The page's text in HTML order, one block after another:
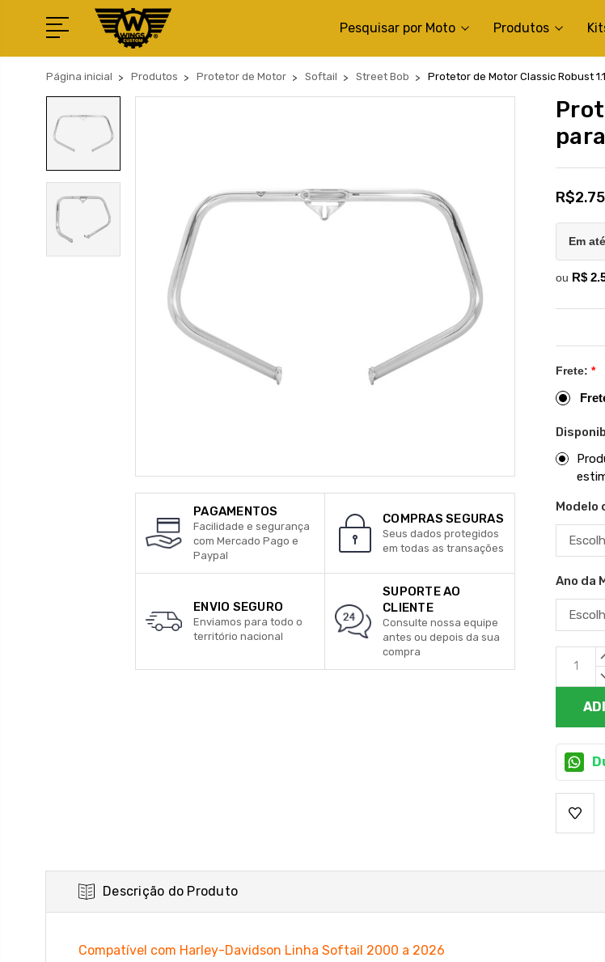
Pesquisar por Moto Produtos
Página inicial Produtos Protetor de Motor Softail Street Bob Protetor de Motor Classic Robust
PAGAMENTOS
Facilidade e segurança
com Mercado Pago e
Paypal
COMPRAS SEGURAS
Seus dados protegidos
em todas as transações
ENVIO SEGURO
Enviamos para todo o
território nacional
SUPORTE AO
CLIENTE
Consulte nossa equipe
antes ou depois da sua
compra
Em
ou R$
Frete: *
Modelo
Ano da
Estoque
atual:
Descrição do Produto
Compatível com Harley-Davidson Linha Softail 2000 a 2026